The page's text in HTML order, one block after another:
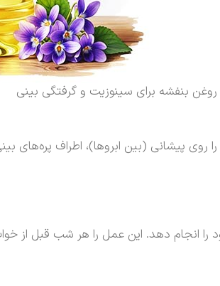
روغن بنفشه برای سینوزیت و گرفتگی بینی